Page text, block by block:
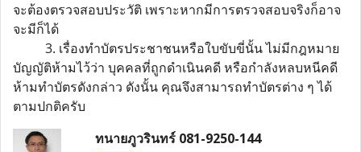
จะต้องตรวจสอบประวัติ เพราะหากมีการตรวจสอบจริงก็อาจ
จะมีก็ได้
3. เรื่องทำบัตรประชาชนหรือใบขับขี่นั้น ไม่มีกฎหมาย
บัญญัติห้ามไว้ว่า บุคคลที่ถูกดำเนินคดี หรือกำลังหลบหนีคดี
ห้ามทำบัตรดังกล่าว ดังนั้น คุณจึงสามารถทำบัตรต่าง ๆ ได้
ตามปกติครับ
ทนายภูวรินทร์ 081-9250-144